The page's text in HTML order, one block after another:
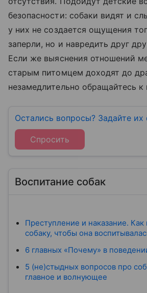
безопасности: собаки видят и
у них не создается ощущения
заперли, но и навредить друг
Если же выяснения отношений
старым питомцем доходят до
незамедлительно обращайтесь к
Остались вопросы? Задайте их
Спросить
Воспитание собак
Преступление и наказание. Как
собаку, чтобы она
6 главных «Почему» в
5 (не)стыдных вопросов про
главное и волнующее